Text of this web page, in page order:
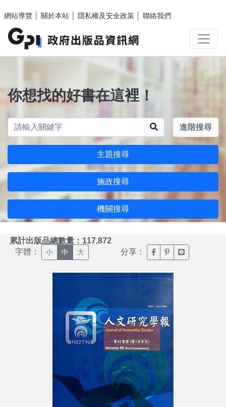
網站導覽
關於本站 隱私權及安全政策 聯絡我們
你想找的好書在這裡！
進階搜尋
主題搜尋
施政搜尋
機關搜尋
累計出版品總數量：117,872
字體： 小 中 大 分享： 臉書分享(另開新視窗)
噗浪分享(另開新
Line分享(另